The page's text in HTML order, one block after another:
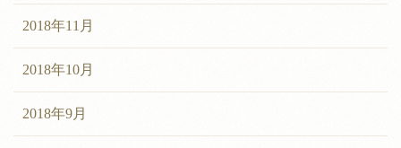
2018年11月
2018年10月
2018年9月